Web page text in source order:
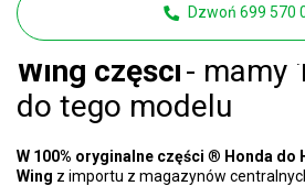
Dzwoń 699 570
Strona główna Części motocyklowe
Honda FJS 600
Wing części- mamy
do tego modelu
W 100% oryginalne części ® Honda do
Wing z importu z magazynów